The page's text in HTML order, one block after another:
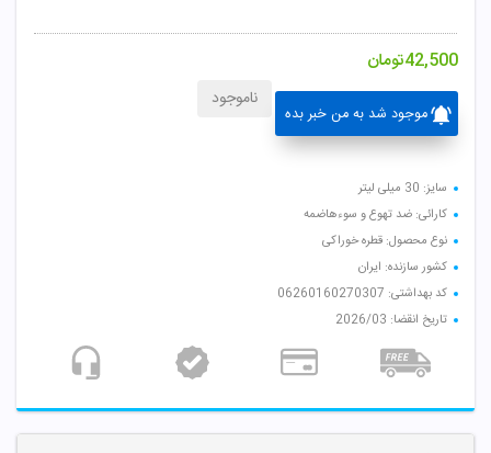
42,500تومان
موجود شد به من خبر بده
ناموجود
سایز: 30 میلی لیتر
کارائی: ضد تهوع و سوءهاضمه
نوع محصول: قطره خوراکی
کشور سازنده: ایران
کد بهداشتی: 06260160270307
تاریخ انقضا: 2026/03